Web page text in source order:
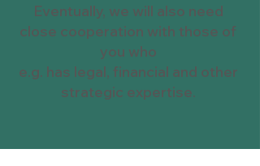
Eventually, we will also need
close cooperation with those of
you who
e.g. has legal, financial and other
strategic expertise.